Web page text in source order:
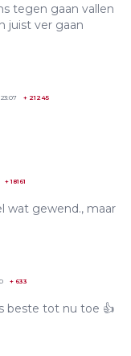
tegen gaan vallen
juist ver gaan
+ 21245
+18161
wat gewend., maar
+ 633
beste tot nu toe 👍